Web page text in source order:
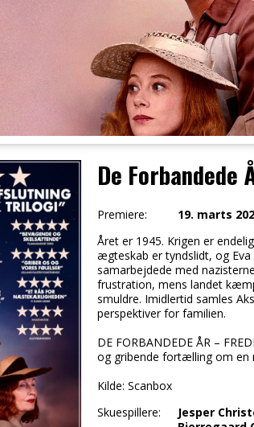
De Forbandede
Premiere:
19. marts
Året er 1945. Krigen er
ægteskab er tyndslidt, og
samarbejdede med
frustration, mens landet
smuldre. Imidlertid samles
perspektiver for familien.
DE FORBANDEDE ÅR –
og gribende fortælling om en
Kilde: Scanbox
Skuespillere:
Jesper